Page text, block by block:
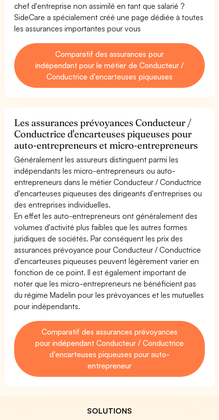
chef d'entreprise non assimilé en tant que salarié ?
SideCare a spécialement créé une page dédiée à toutes
les assurances importantes pour vous
Comparatif des assurances pour
indépendant pour le métier de Conducteur /
Conductrice d'encarteuses piqueuses
Les assurances prévoyances Conducteur /
Conductrice d'encarteuses piqueuses pour
auto-entrepreneurs et micro-entrepreneurs
Généralement les assureurs distinguent parmi les
indépendants les micro-entrepreneurs ou auto-
entrepreneurs dans le métier Conducteur / Conductrice
d'encarteuses piqueuses des dirigeants d'entreprises ou
des entreprises individuelles.
En effet les auto-entrepreneurs ont généralement des
volumes d'activité plus faibles que les autres formes
juridiques de sociétés. Par conséquent les prix des
assurances prévoyance pour Conducteur / Conductrice
d'encarteuses piqueuses peuvent légèrement varier en
fonction de ce point. Il est également important de
noter que les micro-entrepreneurs ne bénéficient pas
du régime Madelin pour les prévoyances et les mutuelles
pour indépendants.
Comparatif des assurances prévoyances
pour indépendant Conducteur / Conductrice
d'encarteuses piqueuses pour auto-
entrepreneur
SOLUTIONS